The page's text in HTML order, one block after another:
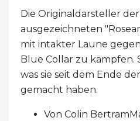
Die Originaldarsteller
ausgezeichneten
mit intakter Laune
Blue Collar zu kämpfen.
was sie seit dem Ende
gemacht haben.
Von Colin